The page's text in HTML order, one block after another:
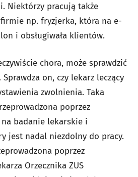
Niektórzy pracują także
firmie np. fryzjerka, która na e-
i obsługiwała klientów.
chora, może sprawdzić
on, czy lekarz leczący
zwolnienia. Taka
poprzez
badanie lekarskie i
jest nadal niezdolny do pracy.
poprzez
Orzecznika ZUS